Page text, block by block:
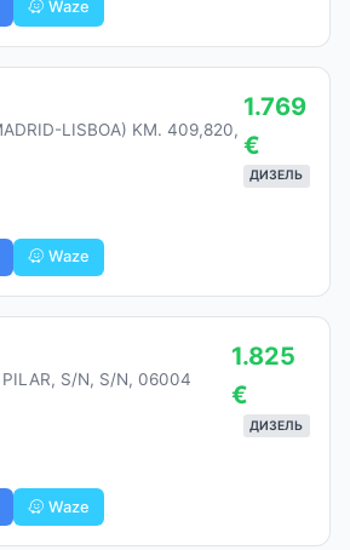
Waze
LISBOA) KM. 409,820,
1.769
€
ДИЗЕЛЬ
Waze
S/N, S/N, 06004
1.825
€
ДИЗЕЛЬ
Waze